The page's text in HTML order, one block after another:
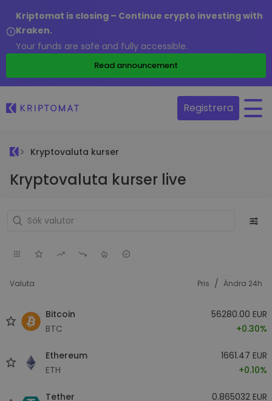
Kriptomat is closing – Continue crypto investing with
Kraken.
Your funds are safe and fully accessible.
Read announcement
Registrera
Kryptovaluta kurser
Kryptovaluta kurser live
Valuta Pris / Ändra 24h
Bitcoin
BTC
56280.00 EUR
+0.30%
Ethereum
ETH
1661.47 EUR
+0.10%
Tether
0.865032 EUR